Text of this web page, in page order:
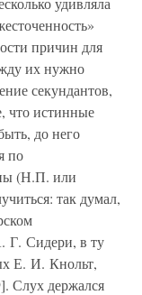
причин для
их нужно
секундантов,
что истинные
до него
по
(Н.П. или
так думал,
Г. Сидери, в ту
Е. И. Кнольт,
Слух держался